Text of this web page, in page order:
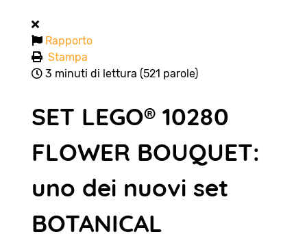
Rapporto
Stampa
3 minuti di lettura (521 parole)
SET LEGO® 10280
FLOWER BOUQUET:
uno dei nuovi set
BOTANICAL